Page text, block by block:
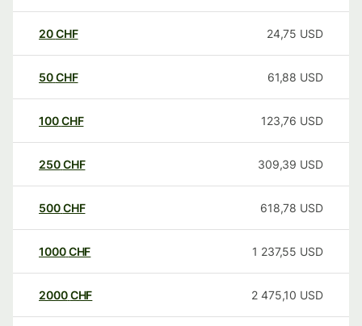
20CHF 24,75 USD
50CHF 61,88 USD
100CHF 123,76 USD
250CHF 309,39 USD
500CHF 618,78 USD
1000CHF 1 237,55 USD
2000CHF 2 475,10 USD